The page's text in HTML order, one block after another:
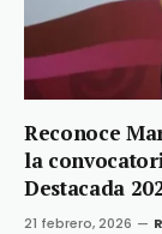
Reconoce
la
Destacada
21 febrero, 2026